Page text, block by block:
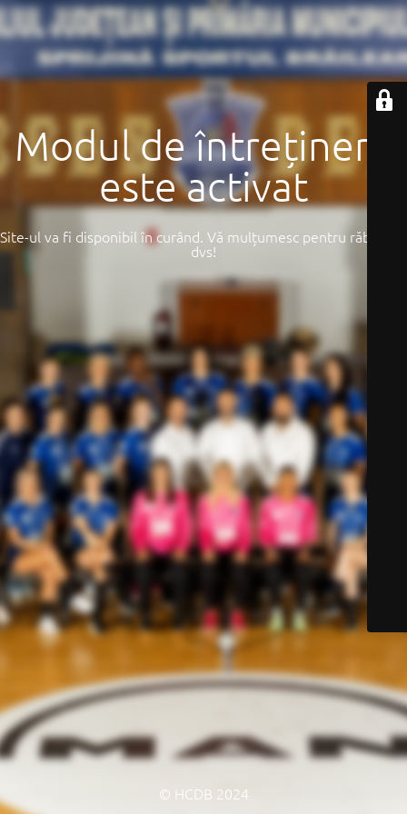
Modul de întreținere
este activat
Site-ul va fi disponibil în curând. Vă mulțumesc pentru răbdarea
dvs!
© HCDB 2024